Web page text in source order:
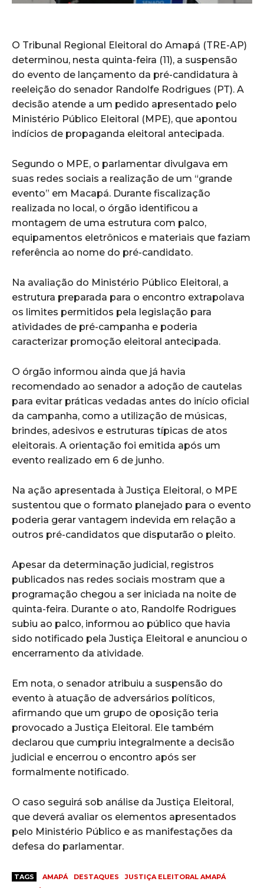
O Tribunal Regional Eleitoral do Amapá (TRE-AP)
determinou, nesta quinta-feira (11), a suspensão
do evento de lançamento da pré-candidatura à
reeleição do senador Randolfe Rodrigues (PT). A
decisão atende a um pedido apresentado pelo
Ministério Público Eleitoral (MPE), que apontou
indícios de propaganda eleitoral antecipada.
Segundo o MPE, o parlamentar divulgava em
suas redes sociais a realização de um “grande
evento” em Macapá. Durante fiscalização
realizada no local, o órgão identificou a
montagem de uma estrutura com palco,
equipamentos eletrônicos e materiais que faziam
referência ao nome do pré-candidato.
Na avaliação do Ministério Público Eleitoral, a
estrutura preparada para o encontro extrapolava
os limites permitidos pela legislação para
atividades de pré-campanha e poderia
caracterizar promoção eleitoral antecipada.
O órgão informou ainda que já havia
recomendado ao senador a adoção de cautelas
para evitar práticas vedadas antes do início oficial
da campanha, como a utilização de músicas,
brindes, adesivos e estruturas típicas de atos
eleitorais. A orientação foi emitida após um
evento realizado em 6 de junho.
Na ação apresentada à Justiça Eleitoral, o MPE
sustentou que o formato planejado para o evento
poderia gerar vantagem indevida em relação a
outros pré-candidatos que disputarão o pleito.
Apesar da determinação judicial, registros
publicados nas redes sociais mostram que a
programação chegou a ser iniciada na noite de
quinta-feira. Durante o ato, Randolfe Rodrigues
subiu ao palco, informou ao público que havia
sido notificado pela Justiça Eleitoral e anunciou o
encerramento da atividade.
Em nota, o senador atribuiu a suspensão do
evento à atuação de adversários políticos,
afirmando que um grupo de oposição teria
provocado a Justiça Eleitoral. Ele também
declarou que cumpriu integralmente a decisão
judicial e encerrou o encontro após ser
formalmente notificado.
O caso seguirá sob análise da Justiça Eleitoral,
que deverá avaliar os elementos apresentados
pelo Ministério Público e as manifestações da
defesa do parlamentar.
TAGS AMAPÁ DESTAQUES
JUSTIÇA ELEITORAL AMAPÁ